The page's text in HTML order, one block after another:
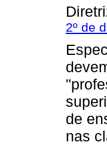
2º de
de
nas